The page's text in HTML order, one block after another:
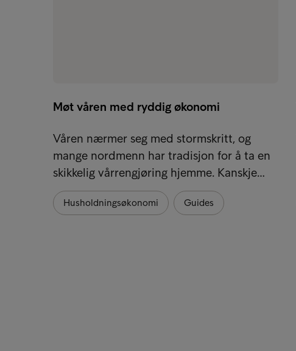
Møt våren med ryddig økonomi
Våren nærmer seg med stormskritt, og
mange nordmenn har tradisjon for å ta en
skikkelig vårrengjøring hjemme. Kanskje…
Husholdningsøkonomi Guides